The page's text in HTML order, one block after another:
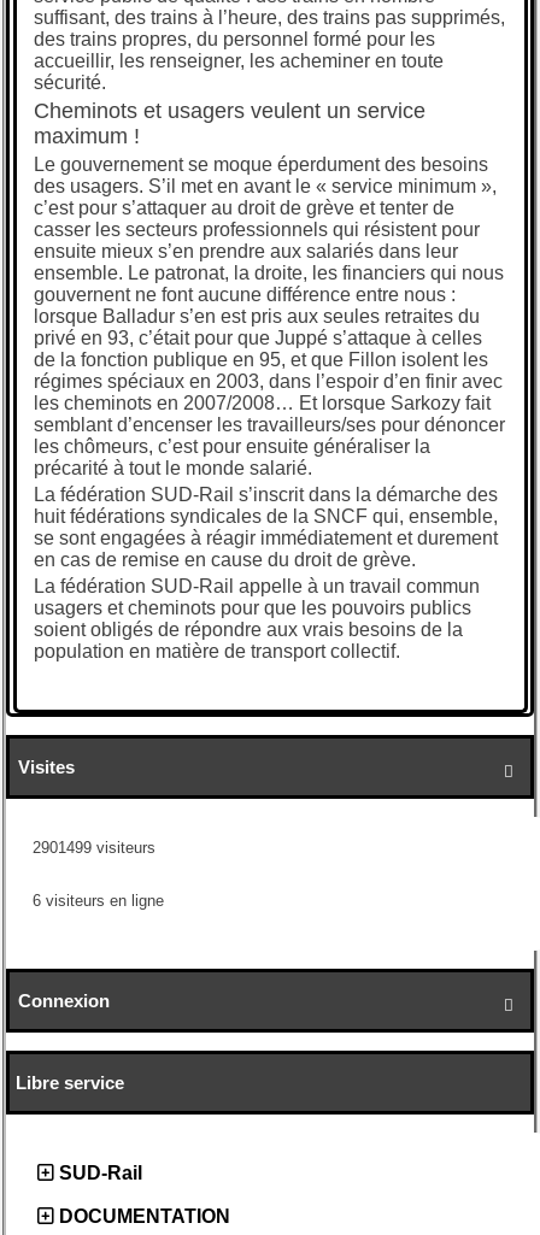

Visites
2901499 visiteurs
6 visiteurs en ligne

Connexion
Libre service
SUD-Rail
DOCUMENTATION
suffisant, des trains à l’heure, des trains pas supprimés,
des trains propres, du personnel formé pour les
accueillir, les renseigner, les acheminer en toute
sécurité.
Cheminots et usagers veulent un service
maximum !
Le gouvernement se moque éperdument des besoins
des usagers. S’il met en avant le « service minimum »,
c’est pour s’attaquer au droit de grève et tenter de
casser les secteurs professionnels qui résistent pour
ensuite mieux s’en prendre aux salariés dans leur
ensemble. Le patronat, la droite, les financiers qui nous
gouvernent ne font aucune différence entre nous :
lorsque Balladur s’en est pris aux seules retraites du
privé en 93, c’était pour que Juppé s’attaque à celles
de la fonction publique en 95, et que Fillon isolent les
régimes spéciaux en 2003, dans l’espoir d’en finir avec
les cheminots en 2007/2008… Et lorsque Sarkozy fait
semblant d’encenser les travailleurs/ses pour dénoncer
les chômeurs, c’est pour ensuite généraliser la
précarité à tout le monde salarié.
La fédération SUD-Rail s’inscrit dans la démarche des
huit fédérations syndicales de la SNCF qui, ensemble,
se sont engagées à réagir immédiatement et durement
en cas de remise en cause du droit de grève.
La fédération SUD-Rail appelle à un travail commun
usagers et cheminots pour que les pouvoirs publics
soient obligés de répondre aux vrais besoins de la
population en matière de transport collectif.